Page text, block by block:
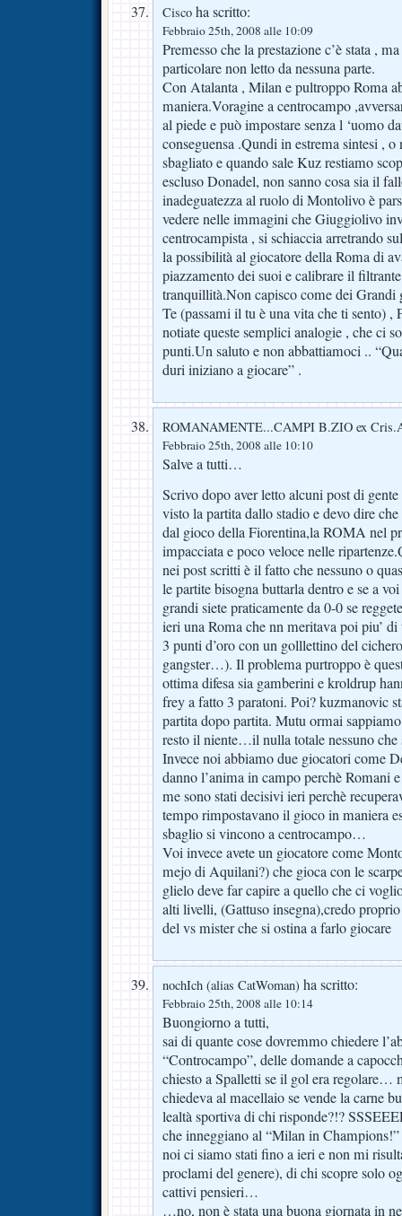
Cisco ha scritto:
Febbraio 25th, 2008 alle 10:09
Premesso che la prestazione c’è stata ,
particolare non letto da nessuna parte.
Con Atalanta , Milan e pultroppo Roma
maniera.Voragine a centrocampo
al piede e può impostare senza l ‘uomo
conseguensa .Qundi in estrema sintesi ,
sbagliato e quando sale Kuz restiamo
escluso Donadel, non sanno cosa sia il
inadeguatezza al ruolo di Montolivo è
vedere nelle immagini che Giuggiolivo
centrocampista , si schiaccia arretrando
la possibilità al giocatore della Roma di
piazzamento dei suoi e calibrare il
tranquillità.Non capisco come dei
Te (passami il tu è una vita che ti sento)
notiate queste semplici analogie , che ci
punti.Un saluto e non abbattiamoci ..
duri iniziano a giocare” .
ROMANAMENTE...CAMPI B.ZIO ex
Febbraio 25th, 2008 alle 10:10
Salve a tutti…
Scrivo dopo aver letto alcuni post di
visto la partita dallo stadio e devo dire
dal gioco della Fiorentina,la ROMA nel
impacciata e poco veloce nelle
nei post scritti è il fatto che nessuno o
le partite bisogna buttarla dentro e se a
grandi siete praticamente da 0-0 se
ieri una Roma che nn meritava poi piu’ di
3 punti d’oro con un golllettino del
gangster…). Il problema purtroppo è
ottima difesa sia gamberini e kroldrup
frey a fatto 3 paratoni. Poi? kuzmanovic
partita dopo partita. Mutu ormai
resto il niente…il nulla totale nessuno che
Invece noi abbiamo due giocatori come
danno l’anima in campo perchè Romani
me sono stati decisivi ieri perchè
tempo rimpostavano il gioco in maniera
sbaglio si vincono a centrocampo…
Voi invece avete un giocatore come
mejo di Aquilani?) che gioca con le
glielo deve far capire a quello che ci
alti livelli, (Gattuso insegna),credo proprio
del vs mister che si ostina a farlo giocare
nochIch (alias CatWoman) ha scritto:
Febbraio 25th, 2008 alle 10:14
Buongiorno a tutti,
sai di quante cose dovremmo chiedere
“Controcampo”, delle domande a
chiesto a Spalletti se il gol era regolare…
chiedeva al macellaio se vende la carne
lealtà sportiva di chi risponde?!?
che inneggiano al “Milan in
noi ci siamo stati fino a ieri e non mi
proclami del genere), di chi scopre solo
cattivi pensieri…
…no, non è stata una buona giornata in